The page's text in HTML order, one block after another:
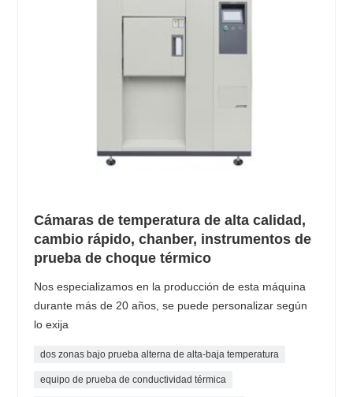
Cámaras de temperatura de alta calidad,
cambio rápido, chanber, instrumentos de
prueba de choque térmico
Nos especializamos en la producción de esta máquina
durante más de 20 años, se puede personalizar según
lo exija
dos zonas bajo prueba alterna de alta-baja temperatura
equipo de prueba de conductividad térmica